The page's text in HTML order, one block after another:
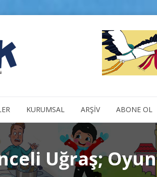
KURUMSAL ARŞİV ABONE OL
Uğraş; Oyun